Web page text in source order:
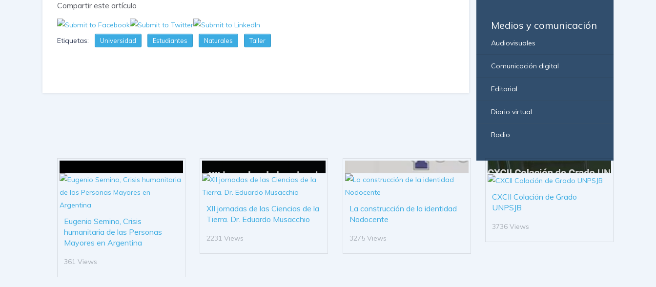
Compartir este artículo
Etiquetas: Universidad Estudiantes Naturales Taller
Medios y comunicación
Audiovisuales
Comunicación digital
Editorial
Diario virtual
Radio
Eugenio Semino, Crisis
humanitaria de las Personas
Mayores en Argentina
361 Views
XII jornadas de las Ciencias de la
Tierra. Dr. Eduardo Musacchio
2231 Views
La construcción de la identidad
Nodocente
3275 Views
CXCII Colación de Grado
UNPSJB
3736 Views